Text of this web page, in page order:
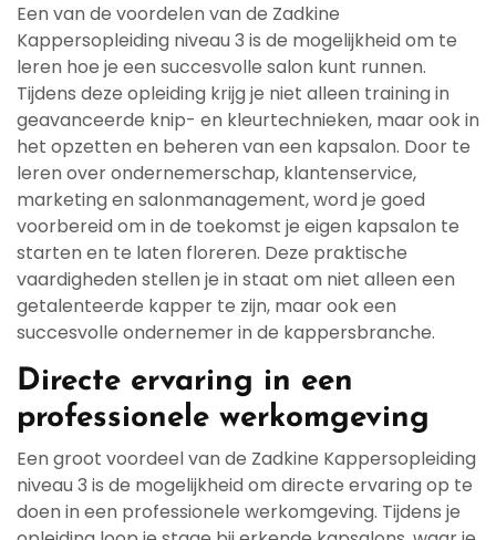
Een van de voordelen van de Zadkine
Kappersopleiding niveau 3 is de mogelijkheid om te
leren hoe je een succesvolle salon kunt runnen.
Tijdens deze opleiding krijg je niet alleen training in
geavanceerde knip- en kleurtechnieken, maar ook in
het opzetten en beheren van een kapsalon. Door te
leren over ondernemerschap, klantenservice,
marketing en salonmanagement, word je goed
voorbereid om in de toekomst je eigen kapsalon te
starten en te laten floreren. Deze praktische
vaardigheden stellen je in staat om niet alleen een
getalenteerde kapper te zijn, maar ook een
succesvolle ondernemer in de kappersbranche.
Directe ervaring in een
professionele werkomgeving
Een groot voordeel van de Zadkine Kappersopleiding
niveau 3 is de mogelijkheid om directe ervaring op te
doen in een professionele werkomgeving. Tijdens je